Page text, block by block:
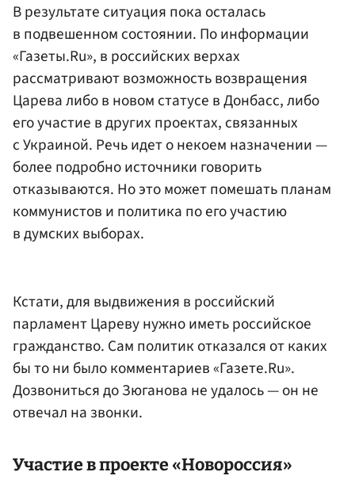
В результате ситуация пока осталась
в подвешенном состоянии. По информации
«Газеты.Ru», в российских верхах
рассматривают возможность возвращения
Царева либо в новом статусе в Донбасс, либо
его участие в других проектах, связанных
с Украиной. Речь идет о некоем назначении —
более подробно источники говорить
отказываются. Но это может помешать планам
коммунистов и политика по его участию
в думских выборах.
Кстати, для выдвижения в российский
парламент Цареву нужно иметь российское
гражданство. Сам политик отказался от каких
бы то ни было комментариев «Газете.Ru».
Дозвониться до Зюганова не удалось — он не
отвечал на звонки.
Участие в проекте «Новороссия»